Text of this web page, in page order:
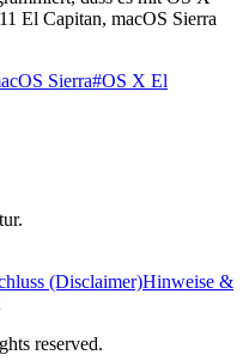
El Capitan, macOS Sierra
Sierra#OS X El
(Disclaimer)Hinweise &
reserved.